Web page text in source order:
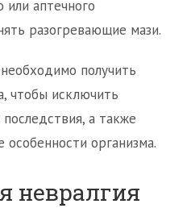
аптечного
разогревающие мази.
получить
чтобы исключить
а также
организма.
невралгия